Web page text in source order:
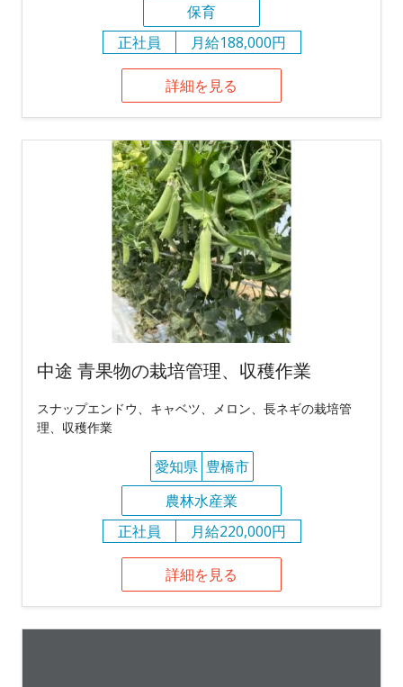
保育
正社員
月給188,000円
詳細を見る
中途 青果物の栽培管理、収穫作業
スナップエンドウ、キャベツ、メロン、長ネギの栽培管
理、収穫作業
愛知県 豊橋市
農林水産業
正社員
月給220,000円
詳細を見る